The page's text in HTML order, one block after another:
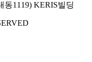
동1119) KERIS빌딩